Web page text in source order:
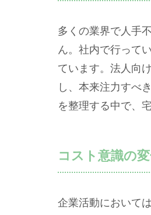
多くの業界で人手
ん。社内で行って
ています。法人向
し、本来注力すべ
を整理する中で、
コスト意識の
企業活動において